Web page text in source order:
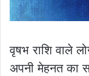
वृषभ राशि वाले
अपनी मेहनत का